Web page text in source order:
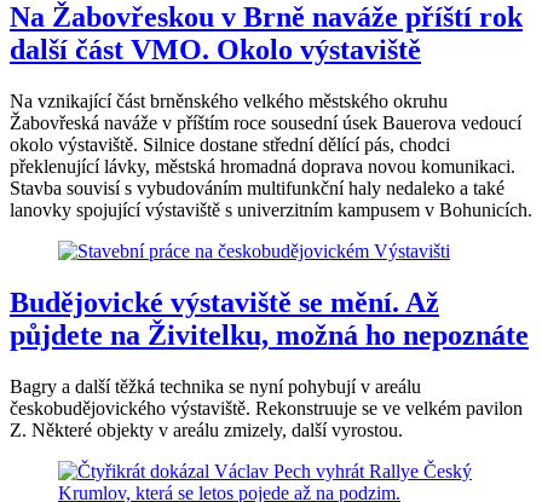
Na Žabovřeskou v Brně naváže příští rok
další část VMO. Okolo výstaviště
Na vznikající část brněnského velkého městského okruhu
Žabovřeská naváže v příštím roce sousední úsek Bauerova vedoucí
okolo výstaviště. Silnice dostane střední dělící pás, chodci
překlenující lávky, městská hromadná doprava novou komunikaci.
Stavba souvisí s vybudováním multifunkční haly nedaleko a také
lanovky spojující výstaviště s univerzitním kampusem v Bohunicích.
Budějovické výstaviště se mění. Až
půjdete na Živitelku, možná ho nepoznáte
Bagry a další těžká technika se nyní pohybují v areálu
českobudějovického výstaviště. Rekonstruuje se ve velkém pavilon
Z. Některé objekty v areálu zmizely, další vyrostou.